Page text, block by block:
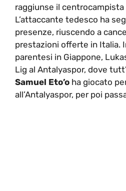
raggiunse il centrocampista
L’attaccante tedesco ha
presenze, riuscendo a
prestazioni offerte in Italia.
parentesi in Giappone,
Lig al Antalyaspor, dove
Samuel Eto’o ha giocato
all’Antalyaspor, per poi